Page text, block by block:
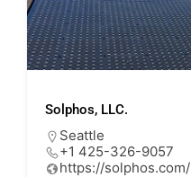
Solphos, LLC.
Seattle
+1 425-326-9057
https://solphos.com/